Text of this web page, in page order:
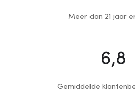
Meer dan 21 jaar
8,8
Gemiddelde